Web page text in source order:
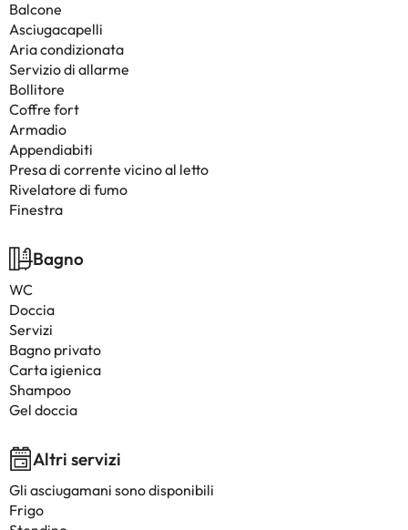
Balcone
Asciugacapelli
Aria condizionata
Servizio di allarme
Bollitore
Coffre fort
Armadio
Appendiabiti
Presa di corrente vicino al letto
Rivelatore di fumo
Finestra
Bagno
WC
Doccia
Servizi
Bagno privato
Carta igienica
Shampoo
Gel doccia
Altri servizi
Gli asciugamani sono disponibili
Frigo